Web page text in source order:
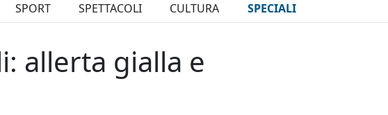
SPORT SPETTACOLI CULTURA SPECIALI
allerta gialla e